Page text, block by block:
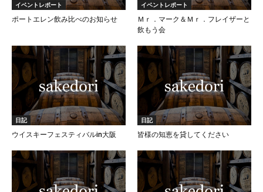
イベントレポート
ポートエレン飲み比べのお知らせ
イベントレポート
Ｍｒ．マーク＆Ｍｒ．フレイザーと
飲もう会
日記
ウイスキーフェスティバルin大阪
日記
皆様の知恵を貸してください